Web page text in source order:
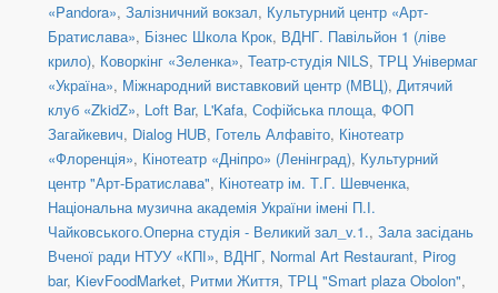
«Pandora», Залізничний вокзал, Культурний центр «Арт-
Братислава», Бізнес Школа Крок, ВДНГ. Павільйон 1 (ліве
крило), Коворкінг «Зеленка», Театр-студія NILS, ТРЦ Універмаг
«Україна», Міжнародний виставковий центр (МВЦ), Дитячий
клуб «ZkidZ», Loft Bar, L'Kafa, Софійська площа, ФОП
Загайкевич, Dialog HUB, Готель Алфавіто, Кінотеатр
«Флоренція», Кінотеатр «Дніпро» (Ленінград), Культурний
центр "Арт-Братислава", Кінотеатр ім. Т.Г. Шевченка,
Національна музична академія України імені П.І.
Чайковського.Оперна студія - Великий зал_v.1., Зала засідань
Вченої ради НТУУ «КПІ», ВДНГ, Normal Art Restaurant, Pirog
bar, KievFoodMarket, Ритми Життя, ТРЦ "Smart plaza Obolon",